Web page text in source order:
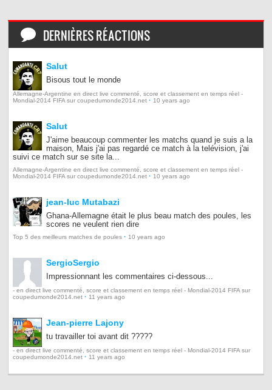
DERNIÈRES RÉACTIONS
Salut
Bisous tout le monde
Allemagne-Argentine en direct live commenté, score et classement en temps réel -
Mondial-2014 FIFA sur coupedumonde2014.net · 10 years ago
Salut
J'aime beaucoup commenter les matchs quand je suis a la
maison, Mais j'ai pas regardé ce match à la telévision, j'ai
suivi ce match sur se site la...
Allemagne-Argentine en direct live commenté, score et classement en temps réel -
Mondial-2014 FIFA sur coupedumonde2014.net · 10 years ago
jean-luc Mutabazi
Ghana-Allemagne était le plus beau match des poules, les
scores ne veulent rien dire
Top 5 des meilleurs matches de poules · 10 years ago
SergioSergio
Impressionnant les commentaires ci-dessous...
- en direct live commenté, score et classement en temps réel - Mondial-2014 FIFA sur
coupedumonde2014.net · 11 years ago
Jean-pierre Lajony
tu travailler toi avant dit ?????
- en direct live commenté, score et classement en temps réel - Mondial-2014 FIFA sur
coupedumonde2014.net · 11 years ago